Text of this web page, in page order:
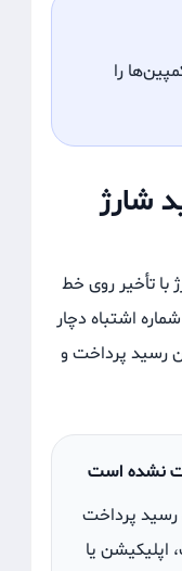
را
شارژ
تأخیر روی خط
اشتباه دچار
رسید پرداخت و
نشده است
پرداخت
اپلیکیشن یا